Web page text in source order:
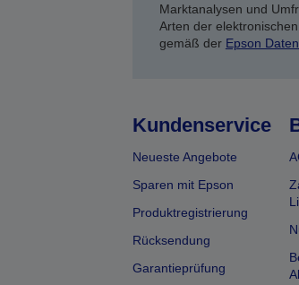
Marktanalysen und
Arten der
gemäß der Epson
Kundenservice
Neueste Angebote
Sparen mit Epson
Produktregistrierung
Rücksendung
Garantieprüfung